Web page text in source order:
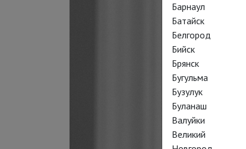
Барнаул
Батайск
Белгород
Бийск
Брянск
Бугульма
Бузулук
Буланаш
Валуйки
Великий